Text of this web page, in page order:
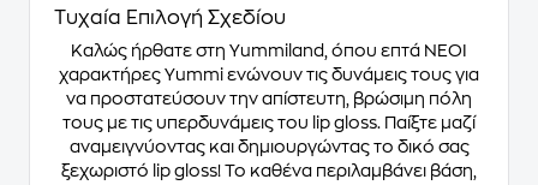
Τυχαία Επιλογή Σχεδίου
Καλώς ήρθατε στη Yummiland, όπου επτά ΝΕΟΙ
χαρακτήρες Yummi ενώνουν τις δυνάμεις τους για
να προστατεύσουν την απίστευτη, βρώσιμη πόλη
τους με τις υπερδυνάμεις του lip gloss. Παίξτε μαζί
αναμειγνύοντας και δημιουργώντας το δικό σας
ξεχωριστό lip gloss! Το καθένα περιλαμβάνει βάση,